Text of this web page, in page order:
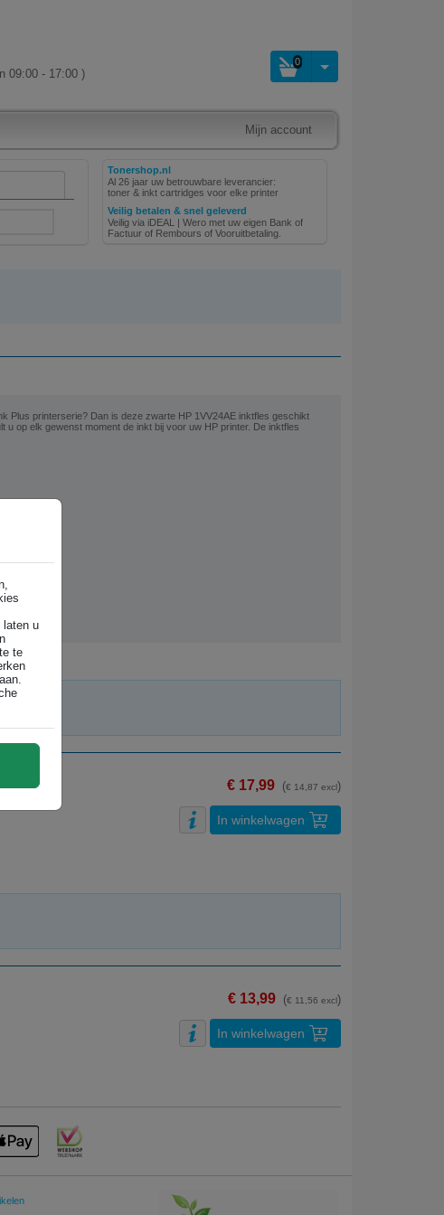
09:00 - 17:00 )
0
Mijn account
Tonershop.nl
Al 26 jaar uw betrouwbare leverancier:
toner & inkt cartridges voor elke printer
Veilig betalen & snel geleverd
Veilig via iDEAL | Wero met uw eigen Bank of
Factuur of Rembours of Vooruitbetaling.
Plus printerserie? Dan is deze zwarte HP 1VV24AE inktfles geschikt
op elk gewenst moment de inkt bij voor uw HP printer. De inktfles
€ 17,99 (€ 14,87 excl)
In winkelwagen
€ 13,99 (€ 11,56 excl)
In winkelwagen
laten u
te